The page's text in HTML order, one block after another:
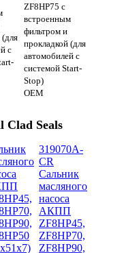
(для
с
ZF8HP75 с
встроенным
фильтром и
прокладкой (для
автомобилей с
системой Start-
Stop)
OEM
Clad Seals
319070A-
CR
Сальник
масляного
насоса
АКПП
ZF8HP45,
ZF8HP70,
ZF8HP90,